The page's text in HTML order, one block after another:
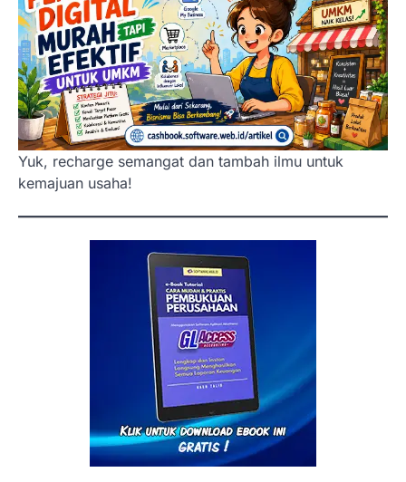
Yuk, recharge semangat dan tambah ilmu untuk
kemajuan usaha!